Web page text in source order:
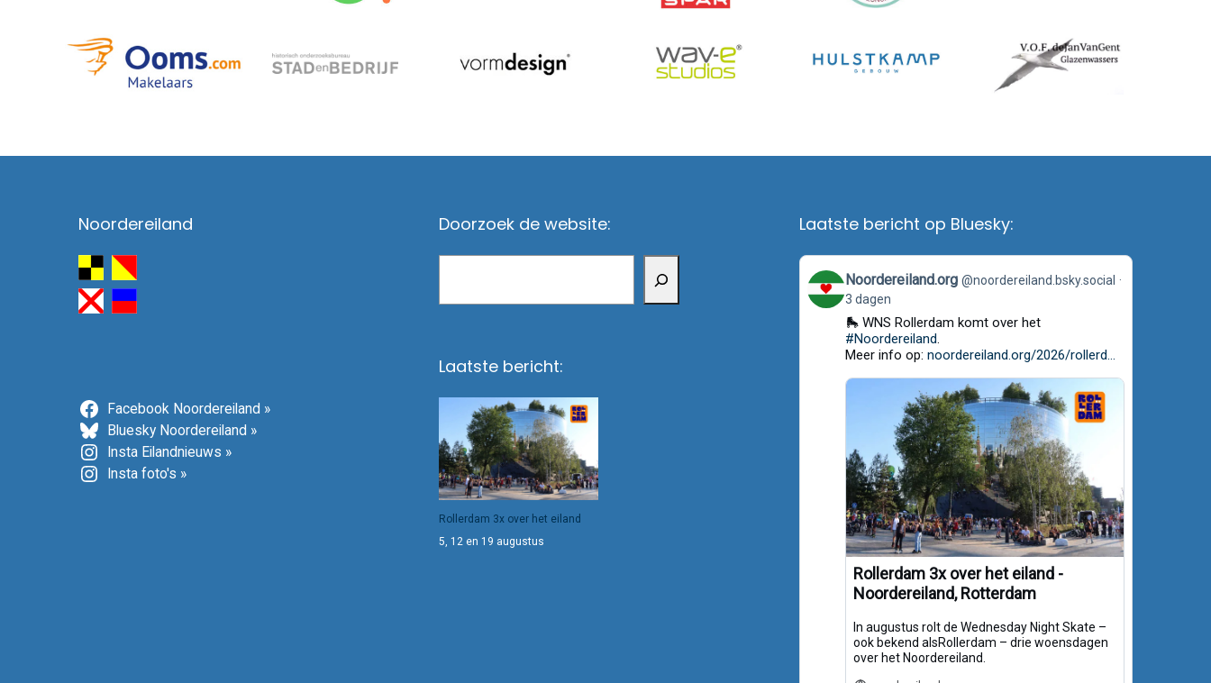
Noordereiland
Facebook Noordereiland »
Bluesky Noordereiland »
Insta Eilandnieuws »
Insta foto's »
Doorzoek de website:
Laatste bericht:
Rollerdam 3x over het eiland
5, 12 en 19 augustus
Laatste bericht op Bluesky:
View
post
by
Noordereiland.org
Noordereiland.org @noordereiland.bsky.social
3 dagen
🛼 WNS Rollerdam komt over het
#Noordereiland.
Meer info op: noordereiland.org/2026/rollerd...
Rollerdam 3x over het eiland -
Noordereiland, Rotterdam
In augustus rolt de Wednesday Night Skate –
ook bekend alsRollerdam – drie woensdagen
over het Noordereiland.